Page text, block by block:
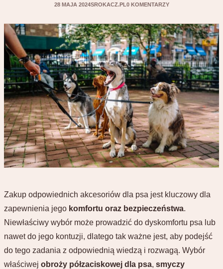
28 MAJA 2024SROKACZ.PL0 KOMENTARZY
Zakup odpowiednich akcesoriów dla psa jest kluczowy dla
zapewnienia jego komfortu oraz bezpieczeństwa.
Niewłaściwy wybór może prowadzić do dyskomfortu psa lub
nawet do jego kontuzji, dlatego tak ważne jest, aby podejść
do tego zadania z odpowiednią wiedzą i rozwagą. Wybór
właściwej obroży półzaciskowej dla psa, smyczy